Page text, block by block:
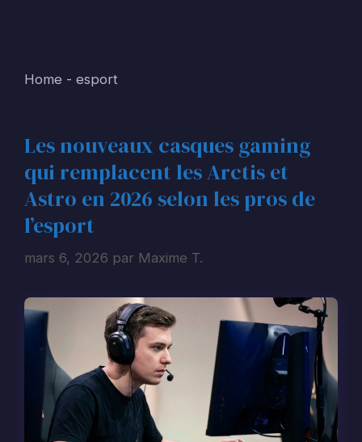
Home - esport
Les nouveaux casques gaming
qui remplacent les Arctis et
Astro en 2026 selon les pros de
l’esport
mars 6, 2026 par Maxime T.